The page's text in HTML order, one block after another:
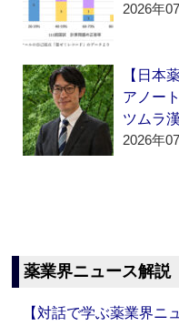
2026年
【日本
アノー
ツムラ
2026年
薬業界ニュース解説
【対話で学ぶ薬業界ニ